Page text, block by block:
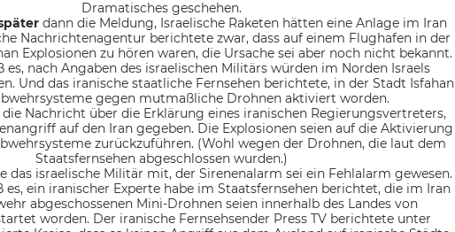
Dramatisches geschehen.
dann die Meldung, Israelische Raketen hätten eine Anlage im Iran
Nachrichtenagentur berichtete zwar, dass auf einem Flughafen in der
Explosionen zu hören waren, die Ursache sei aber noch nicht bekannt.
es, nach Angaben des israelischen Militärs würden im Norden Israels
Und das iranische staatliche Fernsehen berichtete, in der Stadt Isfahan
gegen mutmaßliche Drohnen aktiviert worden.
Nachricht über die Erklärung eines iranischen Regierungsvertreters,
auf den Iran gegeben. Die Explosionen seien auf die Aktivierung
zurückzuführen. (Wohl wegen der Drohnen, die laut dem
Staatsfernsehen abgeschlossen wurden.)
das israelische Militär mit, der Sirenenalarm sei ein Fehlalarm gewesen.
es, ein iranischer Experte habe im Staatsfernsehen berichtet, die im Iran
abgeschossenen Mini-Drohnen seien innerhalb des Landes von
worden. Der iranische Fernsehsender Press TV berichtete unter